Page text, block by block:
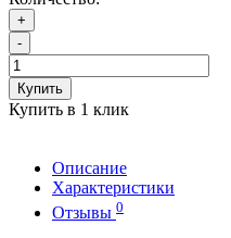
+
-
Купить
Купить в 1 клик
Описание
Характеристики
Отзывы 0